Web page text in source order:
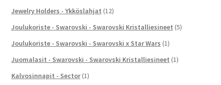
Jewelry Holders - Ykköslahjat (12)
Joulukoriste - Swarovski - Swarovski Kristalliesineet (5)
Joulukoriste - Swarovski - Swarovski x Star Wars (1)
Juomalasit - Swarovski - Swarovski Kristalliesineet (1)
Kalvosinnapit - Sector (1)